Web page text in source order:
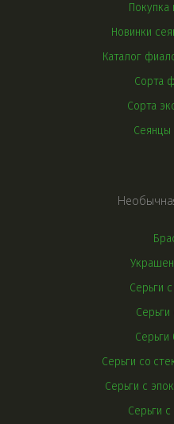
Покупка
Новинки
Каталог
Сорта
Сорта
Серьги
Серьги
Серьги со
Серьги с
Серьги